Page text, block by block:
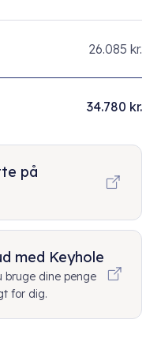
26.085 kr.
34.780 kr.
på
med Keyhole
bruge dine penge
for dig.